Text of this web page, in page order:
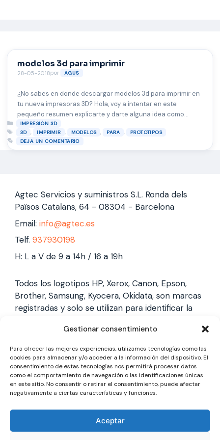
Gestionar consentimiento
Para ofrecer las mejores experiencias, utilizamos tecnologías como las
cookies para almacenar y/o acceder a la información del dispositivo. El
consentimiento de estas tecnologías nos permitirá procesar datos
como el comportamiento de navegación o las identificaciones únicas
en este sitio. No consentir o retirar el consentimiento, puede afectar
negativamente a ciertas características y funciones.
Aceptar
modelos 3d para imprimir
28-05-2018por AGUS
¿No sabes en donde descargar modelos 3d para imprimir en
tu nueva impresoras 3D? Hola, voy a intentar en este
pequeño resumen explicarte y darte alguna idea como
empezar a bajar modelos de impresión 3d o prototipos ya
hechos por usurarios para que los puedas reproducir en tu
maquina. Existen varias webs en las que …
Categorías
IMPRESIÓN 3D
Etiquetas
3D , IMPRIMIR , MODELOS , PARA ,
PROTOTIPOS
DEJA UN COMENTARIO
Agtec Servicios y suministros S.L. Ronda dels
Països Catalans, 64 - 08304 - Barcelona
Email: info@agtec.es
Telf. 937930198
H: L a V de 9 a 14h / 16 a 19h
Todos los logotipos HP, Xerox, Canon, Epson,
Brother, Samsung, Kyocera, Okidata, son marcas
registradas y solo se utilizan para identificar la
marcas, y solo reparamos impresoras laser,
somos un servicio técnico especializado y
totalmente independiente.
Los logotipos y marcas son marcas registradas
identificarla, no gestionamos garantías oficiales,
somos un servicio técnico totalmente